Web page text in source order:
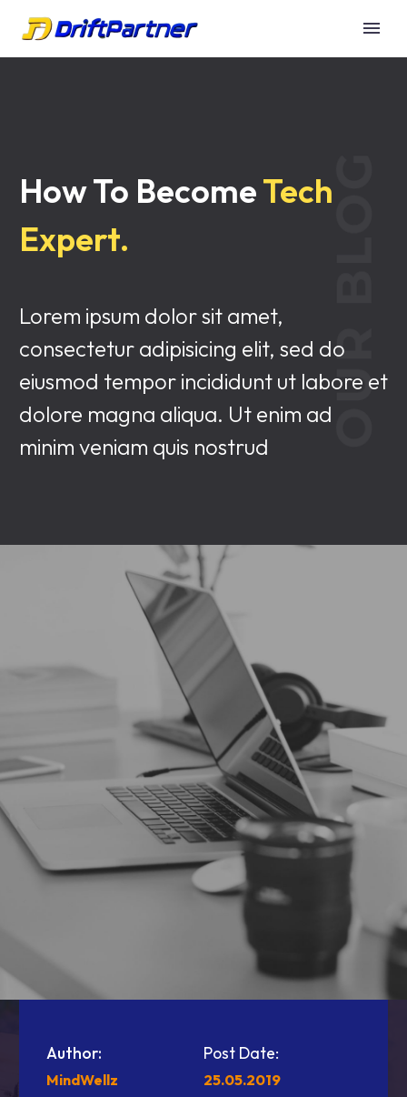
How To BecomeTech
Expert.
Lorem ipsum dolor sit amet,
consectetur adipisicing elit, sed do
eiusmod tempor incididunt ut labore et
dolore magna aliqua. Ut enim ad
minim veniam quis nostrud
Author:
MindWellz
Post Date:
25.05.2019